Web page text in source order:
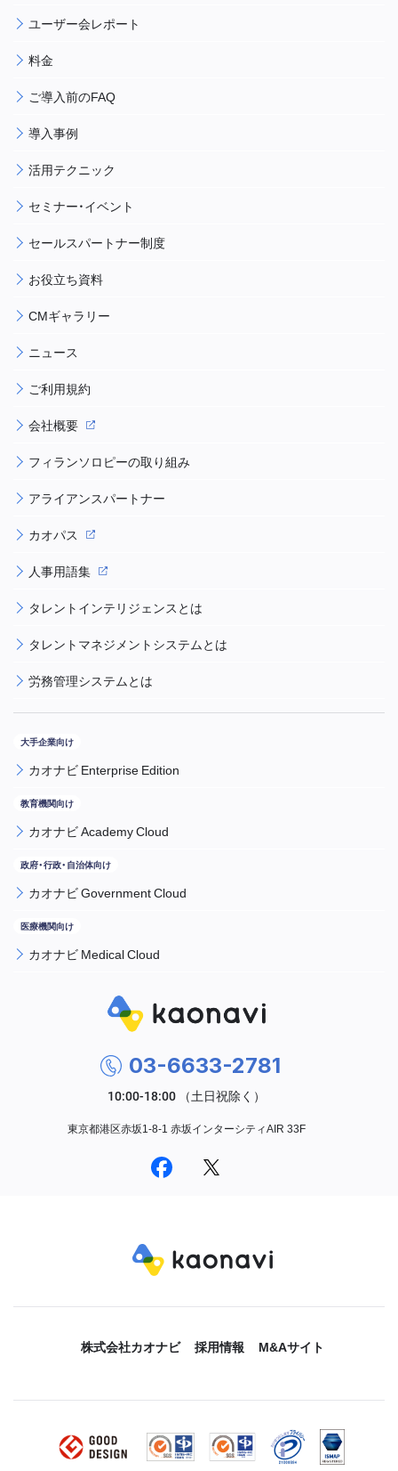
ユーザー会レポート
料金
ご導入前のFAQ
導入事例
活用テクニック
セミナー・イベント
セールスパートナー制度
お役立ち資料
CMギャラリー
ニュース
ご利用規約
会社概要
フィランソロピーの取り組み
アライアンスパートナー
カオパス
人事用語集
タレントインテリジェンスとは
タレントマネジメントシステムとは
労務管理システムとは
カオナビ Enterprise Edition
カオナビ Academy Cloud
カオナビ Government Cloud
カオナビ Medical Cloud
03-6633-2781
東京都港区赤坂1-8-1 赤坂インターシティAIR 33F
株式会社カオナビ 採用情報 M&Aサイト